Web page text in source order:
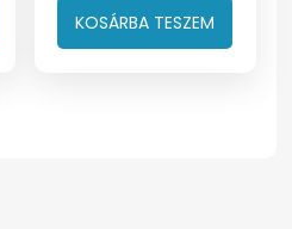
KOSÁRBA TESZEM